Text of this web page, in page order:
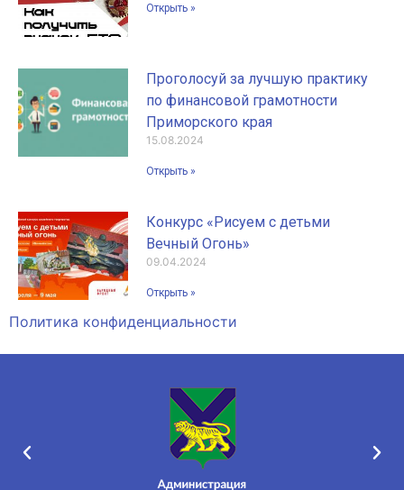
Открыть »
Проголосуй за лучшую практику
по финансовой грамотности
Приморского края
15.08.2024
Открыть »
Конкурс «Рисуем с детьми
Вечный Огонь»
09.04.2024
Открыть »
Политика конфиденциальности